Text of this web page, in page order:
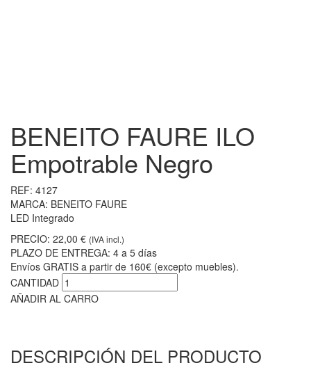
BENEITO FAURE ILO
Empotrable Negro
REF: 4127
MARCA: BENEITO FAURE
LED Integrado
PRECIO: 22,00 € (IVA incl.)
PLAZO DE ENTREGA: 4 a 5 días
Envíos GRATIS a partir de 160€ (excepto muebles).
CANTIDAD
AÑADIR AL CARRO
DESCRIPCIÓN DEL PRODUCTO